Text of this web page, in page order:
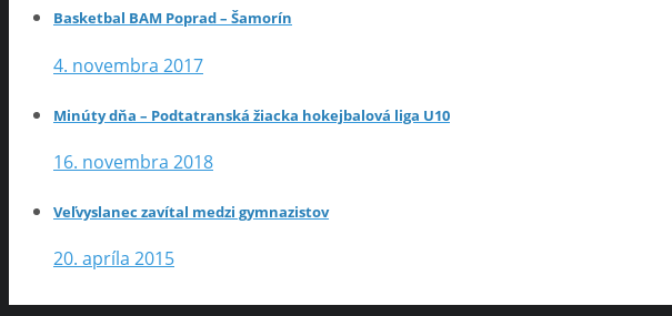
Basketbal BAM Poprad – Šamorín
4. novembra 2017
Minúty dňa – Podtatranská žiacka hokejbalová liga U10
16. novembra 2018
Veľvyslanec zavítal medzi gymnazistov
20. apríla 2015